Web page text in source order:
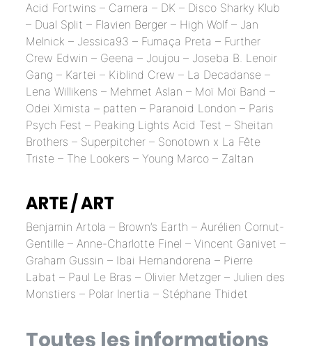
Acid Fortwins – Camera – DK – Disco Sharky Klub
– Dual Split – Flavien Berger – High Wolf – Jan
Melnick – Jessica93 – Fumaça Preta – Further
Crew Edwin – Geena – Joujou – Joseba B. Lenoir
Gang – Kartei – Kiblind Crew – La Decadanse –
Lena Willikens – Mehmet Aslan – Moï Moï Band –
Odei Ximista – patten – Paranoid London – Paris
Psych Fest – Peaking Lights Acid Test – Sheitan
Brothers – Superpitcher – Sonotown x La Fête
Triste – The Lookers – Young Marco – Zaltan
ARTE / ART
Benjamin Artola – Brown’s Earth – Aurélien Cornut-
Gentille – Anne-Charlotte Finel – Vincent Ganivet –
Graham Gussin – Ibai Hernandorena – Pierre
Labat – Paul Le Bras – Olivier Metzger – Julien des
Monstiers – Polar Inertia – Stéphane Thidet
Toutes les informations